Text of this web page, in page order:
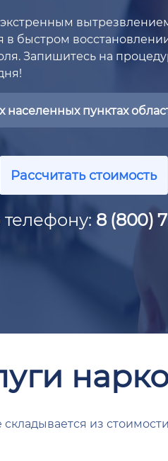
в быстром
Запишитесь на
пунктах
Рассчитать стоимость
8 (800)
из